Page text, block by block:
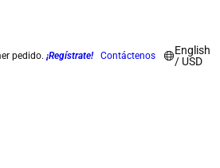
pedido. ¡Regístrate! Contáctenos
English
/ USD